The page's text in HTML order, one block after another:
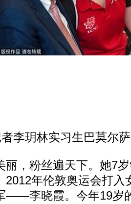
玥林实习生巴莫尔萨
，粉丝遍天下。她7岁
2012年伦敦奥运会打入
——李晓霞。今年19岁